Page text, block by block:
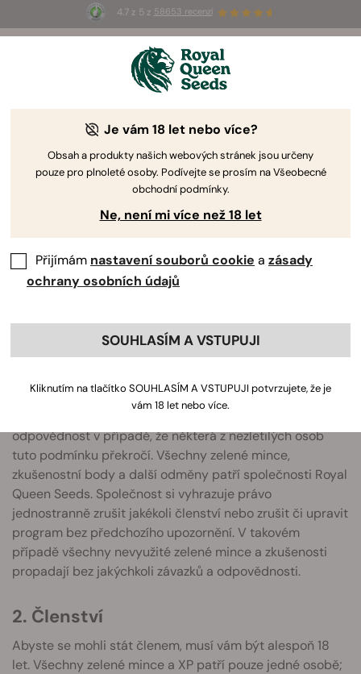
4.7 z 5 z 58653 recenzí
Summer Sales: Až 50% slevy
na vybrané produkty! ⏤
PODMÍNKY
1. Přehled
spuštěn pro všechny zákazníky společnosti Royal Queen
Seeds. Všichni zákazníci, kteří mají profil u RQS, budou po
dokončení nákupu na www.royalqueenseeds.com
zařazeni do RQS Growers Clubu. V rámci tohoto
(zkušenostní body) za všechny online nákupy
uskutečněné na www.royalqueenseeds.com. Zákazníci
neobdrží zelené mince ani XP za nákupy uskutečněné ve
Seeds. Jedinou podmínkou pro vstup do Klubu pěstitelů
odpovědnost v případě, že některá z nezletilých osob
tuto podmínku překročí. Všechny zelené mince,
zkušenostní body a další odměny patří společnosti Royal
Queen Seeds. Společnost si vyhrazuje právo
jednostranně zrušit jakékoli členství nebo zrušit či upravit
program bez předchozího upozornění. V takovém
případě všechny nevyužité zelené mince a zkušenosti
propadají bez jakýchkoli závazků a odpovědnosti.
2. Členství
Abyste se mohli stát členem, musí vám být alespoň 18
let. Všechny zelené mince a XP patří pouze jedné osobě;
Je vám 18 let nebo více?
Obsah a produkty našich webových stránek jsou určeny
pouze pro plnoleté osoby. Podívejte se prosím na Všeobecné
obchodní podmínky.
Ne, není mi více než 18 let
Přijímám nastavení souborů cookie a zásady
ochrany osobních údajů
SOUHLASÍM A VSTUPUJI
Kliknutím na tlačítko SOUHLASÍM A VSTUPUJI potvrzujete, že je
vám 18 let nebo více.